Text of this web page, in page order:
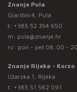
Znanje Pula
Giardini 4, Pula
t: +385 52 354 650
m: pula@znanje.hr
rv: pon - pet 08:00 -
Znanje Rijeka - Korzo
Užarska 1, Rijeka
t: +385 51 582 091